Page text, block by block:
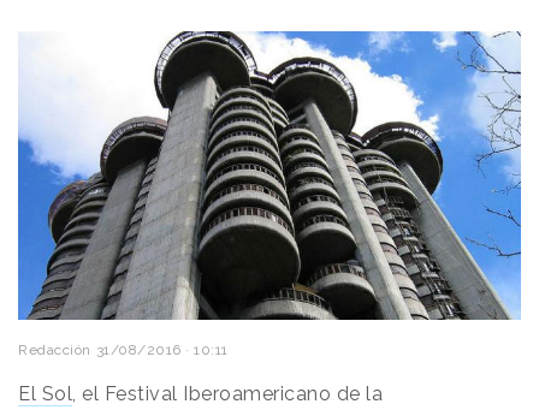
Redacción 31/08/2016 · 10:11
El Sol, el Festival Iberoamericano de la